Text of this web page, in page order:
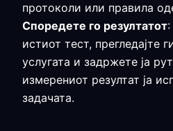
протоколи или правила
Споредете го резултатот
истиот тест, прегледајте
услугата и задржете ја
измерениот резултат ја
задачата.